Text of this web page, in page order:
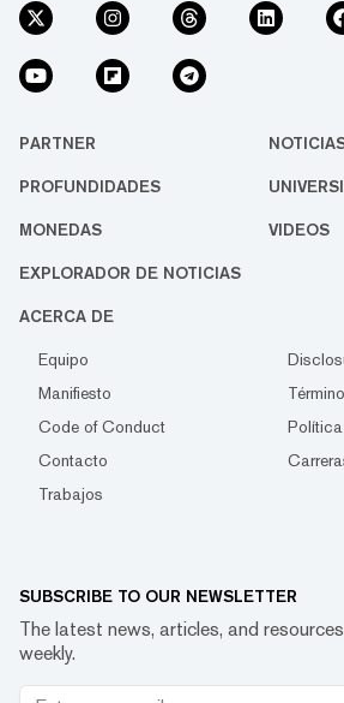
PARTNER
PROFUNDIDADES
MONEDAS VIDEOS
EXPLORADOR DE NOTICIAS
ACERCA DE
Equipo
Manifiesto
Code of Conduct
Contacto
Trabajos
SUBSCRIBE TO OUR NEWSLETTER
The latest news, articles, and
weekly.